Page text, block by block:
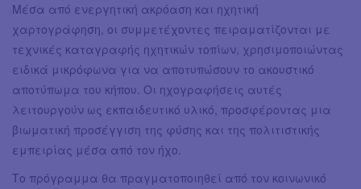
Μέσα από ενεργητική ακρόαση και ηχητική
χαρτογράφηση, οι συμμετέχοντες πειραματίζονται με
τεχνικές καταγραφής ηχητικών τοπίων, χρησιμοποιώντας
ειδικά μικρόφωνα για να αποτυπώσουν το ακουστικό
αποτύπωμα του κήπου. Οι ηχογραφήσεις αυτές
λειτουργούν ως εκπαιδευτικό υλικό, προσφέροντας μια
βιωματική προσέγγιση της φύσης και της πολιτιστικής
εμπειρίας μέσα από τον ήχο.
Το πρόγραμμα θα πραγματοποιηθεί από τον κοινωνικό